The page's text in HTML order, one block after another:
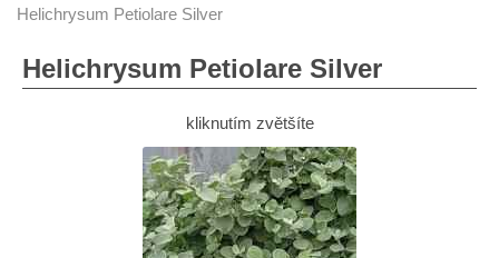
Helichrysum Petiolare Silver
Helichrysum Petiolare Silver
kliknutím zvětšíte